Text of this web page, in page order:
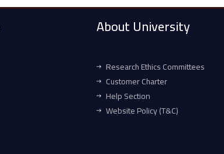
About University
Research Ethics Committees
Customer Charter
Help Section
Website Policy (T&C)